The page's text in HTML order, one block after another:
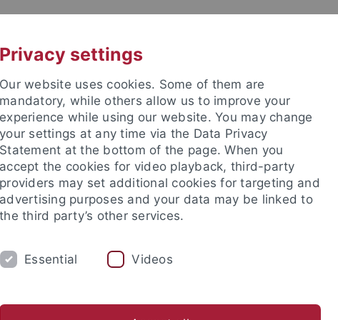
STUDIUM FORSCHUNG EINRICHTUNGEN
und Publikationen Campusleben Im Dialog Karriere
Privacy settings
Our website uses cookies. Some of them are
mandatory, while others allow us to improve your
experience while using our website. You may change
your settings at any time via the Data Privacy
Statement at the bottom of the page. When you
accept the cookies for video playback, third-party
providers may set additional cookies for targeting and
advertising purposes and your data may be linked to
the third party’s other services.
Essential Videos